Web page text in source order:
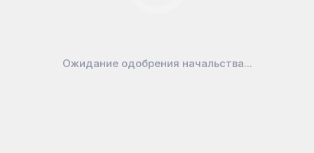
Ожидание одобрения начальства...